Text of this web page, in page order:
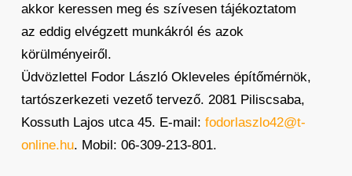
akkor keressen meg és szívesen tájékoztatom
az eddig elvégzett munkákról és azok
körülményeiről.
Üdvözlettel Fodor László Okleveles építőmérnök,
tartószerkezeti vezető tervező. 2081 Piliscsaba,
Kossuth Lajos utca 45. E-mail: fodorlaszlo42@t-
online.hu. Mobil: 06-309-213-801.